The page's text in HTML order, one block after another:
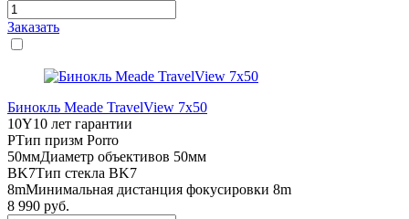
Заказать
Бинокль Meade TravelView 7x50
10Y10 лет гарантии
PТип призм Porro
50ммДиаметр объективов 50мм
BK7Тип стекла BK7
8mМинимальная дистанция фокусировки 8m
8 990 руб.